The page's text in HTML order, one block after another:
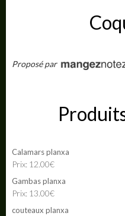
Proposé par
Calamars planxa
Prix: 12.00€
Gambas planxa
Prix: 13.00€
couteaux planxa